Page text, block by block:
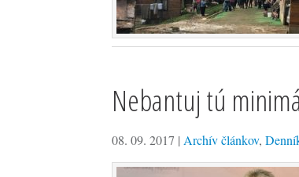
Nebantuj tú
08. 09. 2017 | Archív článkov,